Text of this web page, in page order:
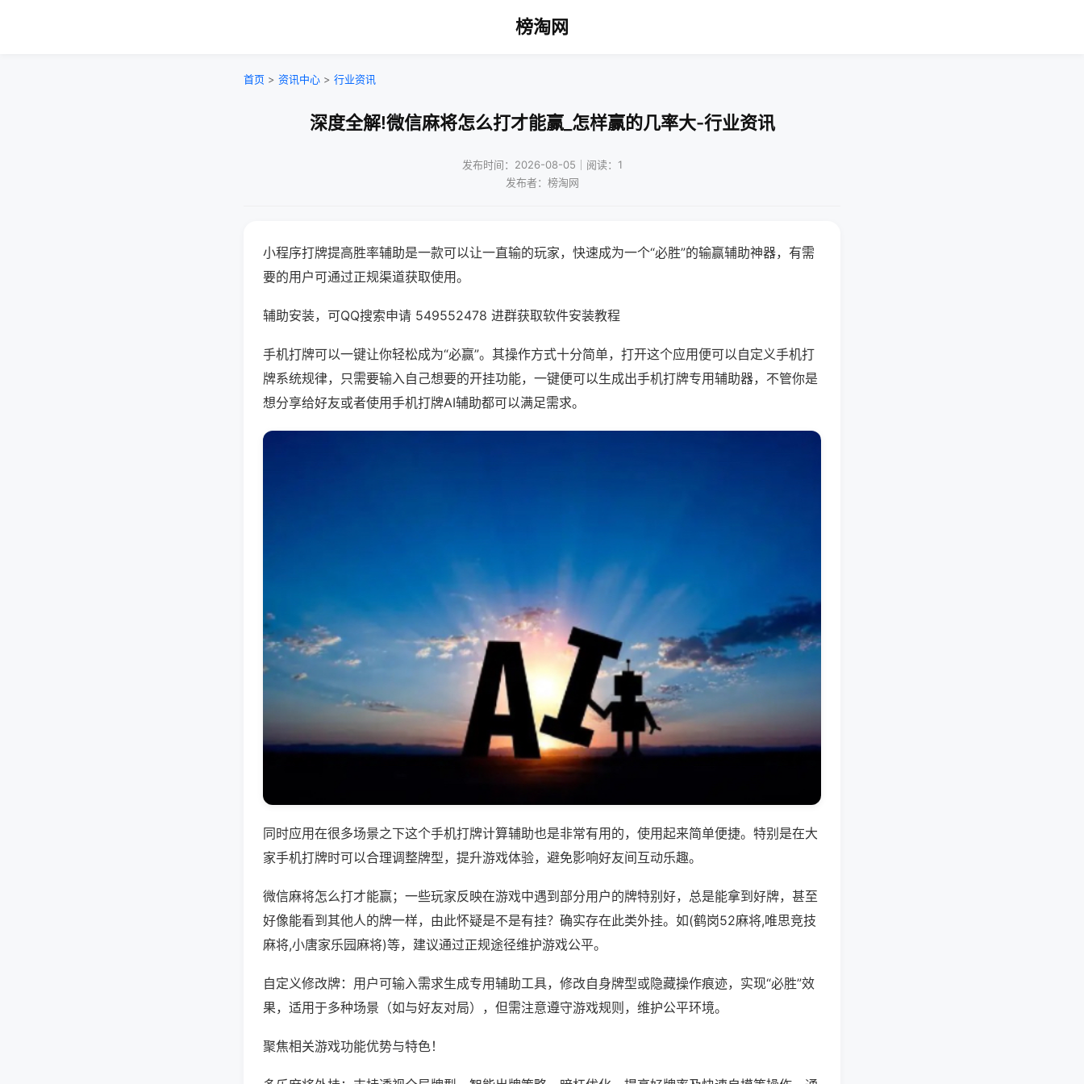
榜淘网
首页 > 资讯中心 > 行业资讯
深度全解!微信麻将怎么打才能赢_怎样赢的几率大-行业资讯
发布时间：2026-08-05｜阅读：1
发布者：榜淘网
小程序打牌提高胜率辅助是一款可以让一直输的玩家，快速成为一个“必胜”的输赢辅助神器，有需
要的用户可通过正规渠道获取使用。
辅助安装，可QQ搜索申请 549552478 进群获取软件安装教程
手机打牌可以一键让你轻松成为“必赢”。其操作方式十分简单，打开这个应用便可以自定义手机打
牌系统规律，只需要输入自己想要的开挂功能，一键便可以生成出手机打牌专用辅助器，不管你是
想分享给好友或者使用手机打牌AI辅助都可以满足需求。
同时应用在很多场景之下这个手机打牌计算辅助也是非常有用的，使用起来简单便捷。特别是在大
家手机打牌时可以合理调整牌型，提升游戏体验，避免影响好友间互动乐趣。
微信麻将怎么打才能赢；一些玩家反映在游戏中遇到部分用户的牌特别好，总是能拿到好牌，甚至
好像能看到其他人的牌一样，由此怀疑是不是有挂？确实存在此类外挂。如(鹤岗52麻将,唯思竞技
麻将,小唐家乐园麻将)等，建议通过正规途径维护游戏公平。
自定义修改牌：用户可输入需求生成专用辅助工具，修改自身牌型或隐藏操作痕迹，实现“必胜”效
果，适用于多种场景（如与好友对局），但需注意遵守游戏规则，维护公平环境。
聚焦相关游戏功能优势与特色！